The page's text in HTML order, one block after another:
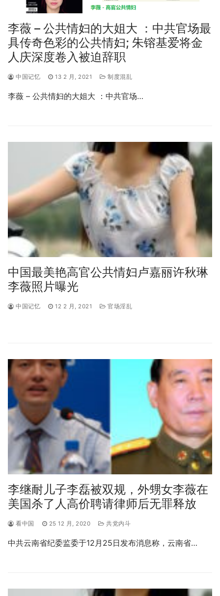
李薇 – 公共情妇的大姐大 ：中共官场最
具传奇色彩的公共情妇; 朱镕基爱将金
人庆深度卷入被迫辞职
中国记忆 13 2 月, 2021 制度混乱
李薇 – 公共情妇的大姐大 ：中共官场…
中国最美艳高官公共情妇卢嘉丽许秋琳
李薇照片曝光
中国记忆 12 2 月, 2021 官场淫乱
李继耐儿子李磊被双规，外甥女李薇在
美国杀了人高价聘请律师后无罪释放
看中国 25 12 月, 2020 共党内斗
中共云南省纪委监委于12月25日发布消息称，云南省…